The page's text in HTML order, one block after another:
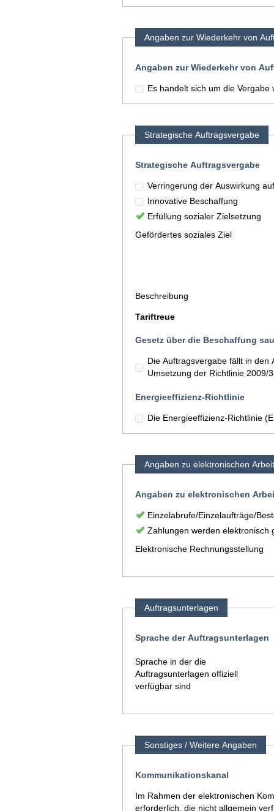
Angaben zur Wiederkehr von
Angaben zur Wiederkehr von
Es handelt sich um die
Strategische Auftragsvergabe
Strategische Auftragsvergabe
Verringerung der Auswirkung
Innovative Beschaffung
Erfüllung sozialer Zielsetzung
Gefördertes soziales Ziel
Beschreibung
Tariftreue
Gesetz über die Beschaffung
Die Auftragsvergabe fällt in
Umsetzung der Richtlinie 2009/
Energieeffizienz-Richtlinie
Die Energieeffizienz-Richtlinie
Angaben zu elektronischen
Angaben zu elektronischen
Einzelabrufe/Einzelaufträge/
Zahlungen werden elektronisch
Elektronische Rechnungsstellung
Auftragsunterlagen
Sprache der Auftragsunterlagen
Sprache in der die
Auftragsunterlagen offiziell
verfügbar sind
Sonstiges / Weitere Angaben
Kommunikationskanal
Im Rahmen der elektronischen
erforderlich, die nicht allgemein